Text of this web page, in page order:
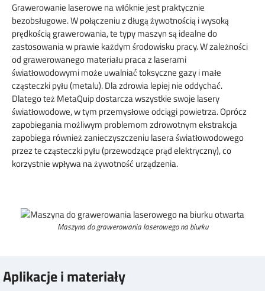
Grawerowanie laserowe na włóknie jest praktycznie
bezobsługowe. W połączeniu z długą żywotnością i wysoką
prędkością grawerowania, te typy maszyn są idealne do
zastosowania w prawie każdym środowisku pracy. W zależności
od grawerowanego materiału praca z laserami
światłowodowymi może uwalniać toksyczne gazy i małe
cząsteczki pyłu (metalu). Dla zdrowia lepiej nie oddychać.
Dlatego też MetaQuip dostarcza wszystkie swoje lasery
światłowodowe, w tym przemysłowe odciągi powietrza. Oprócz
zapobiegania możliwym problemom zdrowotnym ekstrakcja
zapobiega również zanieczyszczeniu lasera światłowodowego
przez te cząsteczki pyłu (przewodzące prąd elektryczny), co
korzystnie wpływa na żywotność urządzenia.
Maszyna do grawerowania laserowego na biurku
Aplikacje i materiały